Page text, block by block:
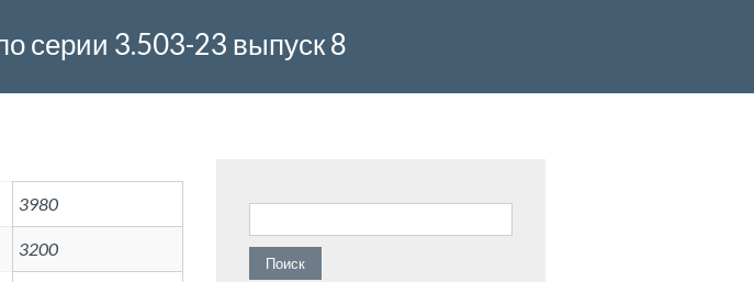
серии 3.503-23 выпуск 8
3980
3200
Найти: